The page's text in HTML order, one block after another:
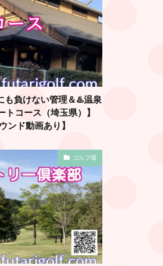
も負けない管理＆♨️温泉
コース（埼玉県）】
ンド動画あり】
ゴルフ場